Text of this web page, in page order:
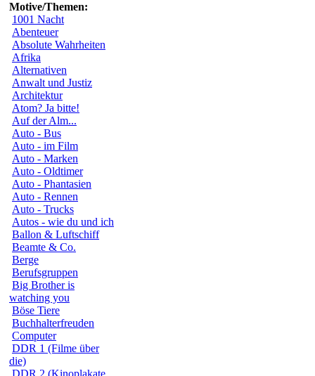
Motive/Themen:
1001 Nacht
Abenteuer
Absolute Wahrheiten
Afrika
Alternativen
Anwalt und Justiz
Architektur
Atom? Ja bitte!
Auf der Alm...
Auto - Bus
Auto - im Film
Auto - Marken
Auto - Oldtimer
Auto - Phantasien
Auto - Rennen
Auto - Trucks
Autos - wie du und ich
Ballon & Luftschiff
Beamte & Co.
Berge
Berufsgruppen
Big Brother is
watching you
Böse Tiere
Buchhalterfreuden
Computer
DDR 1 (Filme über
die)
DDR 2 (Kinoplakate